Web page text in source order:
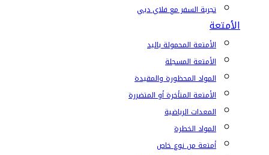
تجربة السفر مع فلاي دبي
الأمتعة
الأمتعة المحمولة باليد
الأمتعة المسجلة
المواد المحظورة والمقيدة
الأمتعة المتأخرة أو المتضررة
المعدات الرياضية
المواد الخطرة
أمتعة من نوع خاص